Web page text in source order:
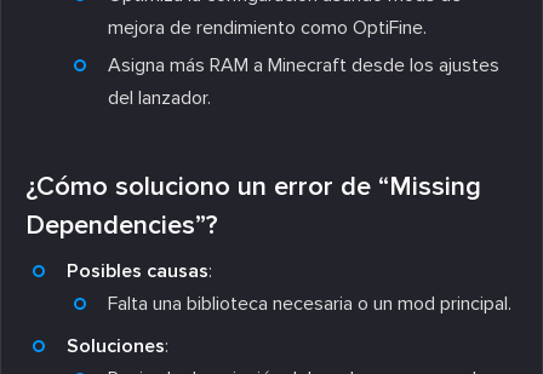
mejora de rendimiento como OptiFine.
Asigna más RAM a Minecraft desde los ajustes
del lanzador.
¿Cómo soluciono un error de “Missing
Dependencies”?
Posibles causas:
Falta una biblioteca necesaria o un mod principal.
Soluciones: